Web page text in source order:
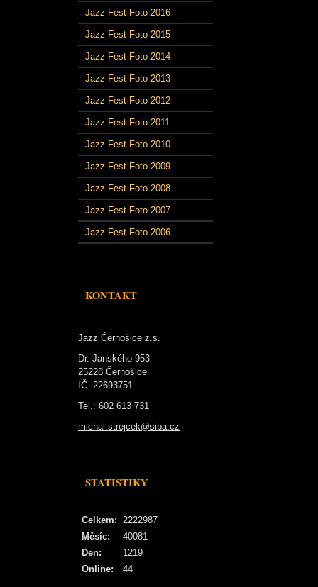
Jazz Fest Foto 2016
Jazz Fest Foto 2015
Jazz Fest Foto 2014
Jazz Fest Foto 2013
Jazz Fest Foto 2012
Jazz Fest Foto 2011
Jazz Fest Foto 2010
Jazz Fest Foto 2009
Jazz Fest Foto 2008
Jazz Fest Foto 2007
Jazz Fest Foto 2006
KONTAKT
Jazz Černošice z.s.
Dr. Janského 953
25228 Černošice
IČ: 22693751
Tel.: 602 613 731
michal.strejcek@siba.cz
STATISTIKY
Online: 44
Celkem: 2222987
Měsíc:
40081
Den:
1219